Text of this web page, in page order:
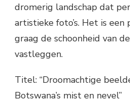
dromerig landschap dat
artistieke foto’s. Het is een
graag de schoonheid van
vastleggen.
Titel: “Droomachtige
Botswana’s mist en nevel”